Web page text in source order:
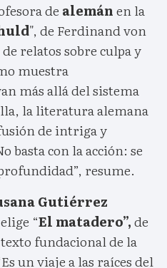
de alemánen la
", de Ferdinand von
relatos sobre culpa y
muestra
más allá del sistema
la literatura alemana
de intriga y
basta con la acción: se
resume.
Gutiérrez
“El matadero”,de
fundacional de la
un viaje a las raíces del